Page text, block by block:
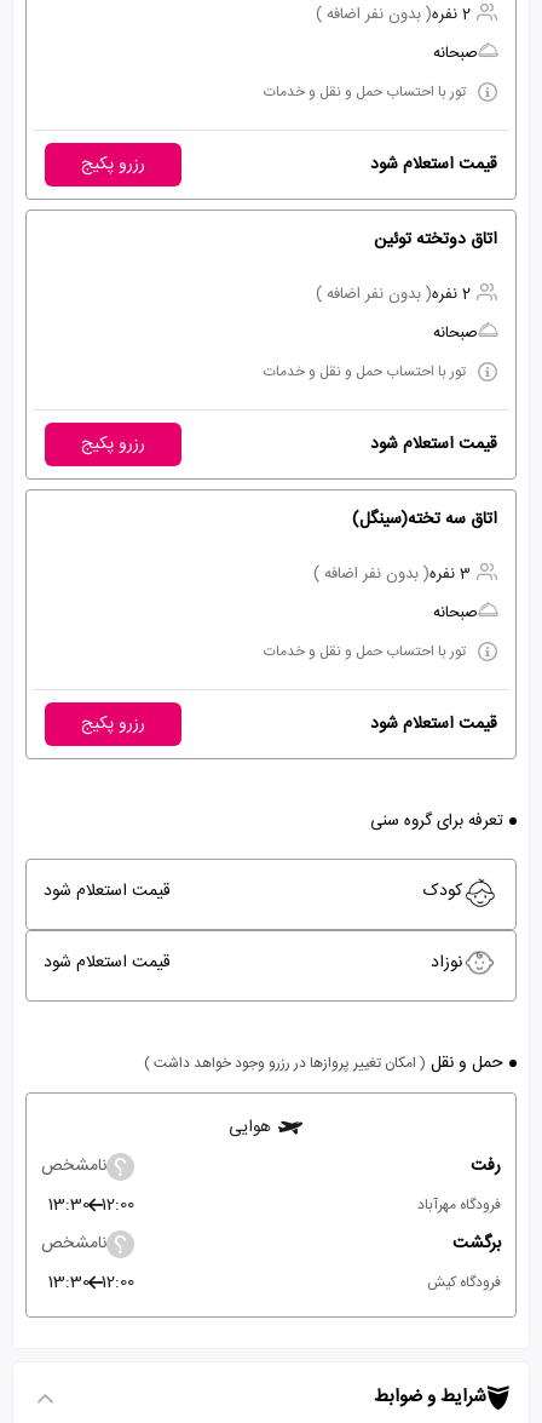
2 نفره
( بدون نفر اضافه )
صبحانه
تور با احتساب حمل و نقل و خدمات
قیمت استعلام شود رزرو پکیج
اتاق دوتخته توئین
2 نفره
( بدون نفر اضافه )
صبحانه
تور با احتساب حمل و نقل و خدمات
قیمت استعلام شود رزرو پکیج
اتاق سه تخته(سینگل)
3 نفره
( بدون نفر اضافه )
صبحانه
تور با احتساب حمل و نقل و خدمات
قیمت استعلام شود رزرو پکیج
تعرفه برای گروه سنی
کودک قیمت استعلام شود
نوزاد قیمت استعلام شود
حمل و نقل ( امکان تغییر پروازها در رزرو وجود خواهد داشت )
هوایی
رفت
نامشخص
فرودگاه مهرآباد 12:00
13:30
برگشت
نامشخص
فرودگاه کیش 12:00
13:30
شرایط و ضوابط